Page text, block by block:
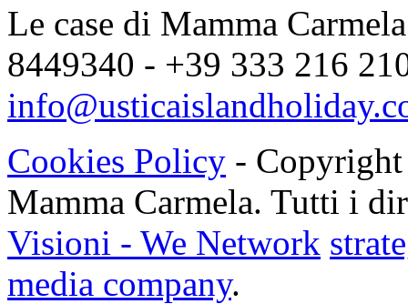
Le case di Mamma
8449340 - +39 333 216
Cookies Policy - Copyright
Mamma Carmela. Tutti i
Visioni - We Network
media company.